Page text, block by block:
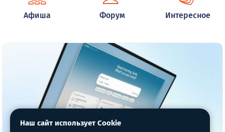
Афиша Форум Интересное
Наш сайт использует Cookie